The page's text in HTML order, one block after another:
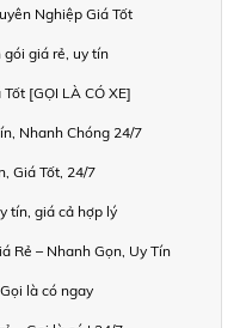
Nghiệp Giá Tốt
gói giá rẻ, uy tín
[GỌI LÀ CÓ XE]
Nhanh Chóng 24/7
Giá Tốt, 24/7
tín, giá cả hợp lý
Rẻ – Nhanh Gọn, Uy Tín
là có ngay